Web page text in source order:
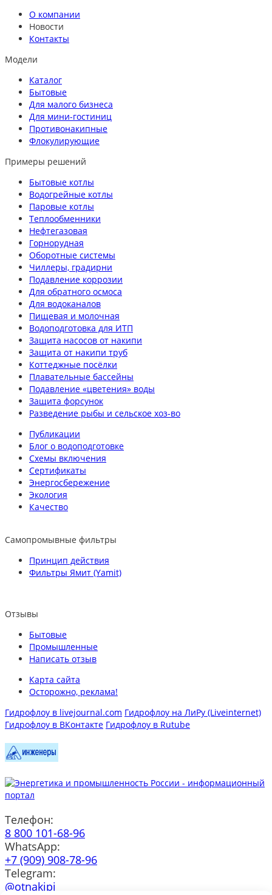
О компании
Новости
Контакты
Модели
Каталог
Бытовые
Для малого бизнеса
Для мини-гостиниц
Противонакипные
Флокулирующие
Примеры решений
Бытовые котлы
Водогрейные котлы
Паровые котлы
Теплообменники
Нефтегазовая
Горнорудная
Оборотные системы
Чиллеры, градирни
Подавление коррозии
Для обратного осмоса
Для водоканалов
Пищевая и молочная
Водоподготовка для ИТП
Защита насосов от накипи
Защита от накипи труб
Коттеджные посёлки
Плавательные бассейны
Подавление «цветения» воды
Защита форсунок
Разведение рыбы и сельское хоз-во
Публикации
Блог о водоподготовке
Схемы включения
Сертификаты
Энергосбережение
Экология
Качество
Самопромывные фильтры
Принцип действия
Фильтры Ямит (Yamit)
Отзывы
Бытовые
Промышленные
Написать отзыв
Карта сайта
Осторожно, реклама!
Гидрофлоу в livejournal.com Гидрофлоу на ЛиРу (Liveinternet)
Гидрофлоу в ВКонтакте Гидрофлоу в Rutube
Телефон:
8 800 101-68-96
WhatsApp:
+7 (909) 908-78-96
Telegram:
@otnakipi